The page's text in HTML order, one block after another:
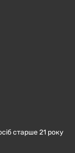
старше 21 року